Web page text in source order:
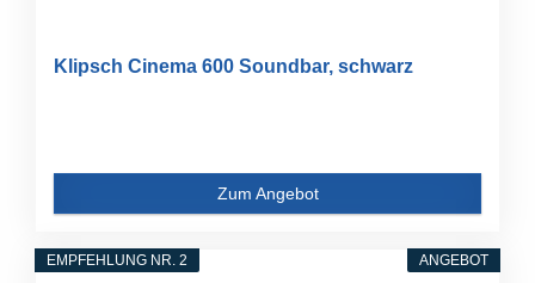
Klipsch Cinema 600 Soundbar, schwarz
Zum Angebot
ANGEBOT
EMPFEHLUNG NR. 2